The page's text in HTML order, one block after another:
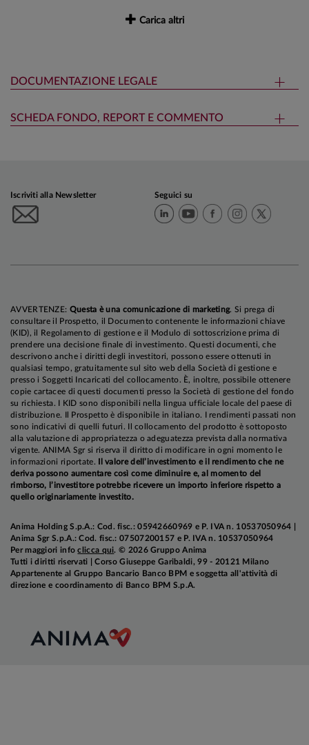
Carica altri
DOCUMENTAZIONE LEGALE
SCHEDA FONDO, REPORT E COMMENTO
Iscriviti alla Newsletter Seguici su
AVVERTENZE: Questa è una comunicazione di marketing. Si prega di
consultare il Prospetto, il Documento contenente le informazioni chiave
(KID), il Regolamento di gestione e il Modulo di sottoscrizione prima di
prendere una decisione finale di investimento. Questi documenti, che
descrivono anche i diritti degli investitori, possono essere ottenuti in
qualsiasi tempo, gratuitamente sul sito web della Società di gestione e
presso i Soggetti Incaricati del collocamento. È, inoltre, possibile ottenere
copie cartacee di questi documenti presso la Società di gestione del fondo
su richiesta. I KID sono disponibili nella lingua ufficiale locale del paese di
distribuzione. Il Prospetto è disponibile in italiano. I rendimenti passati non
sono indicativi di quelli futuri. Il collocamento del prodotto è sottoposto
alla valutazione di appropriatezza o adeguatezza prevista dalla normativa
vigente. ANIMA Sgr si riserva il diritto di modificare in ogni momento le
informazioni riportate.
Il valore dell’investimento e il rendimento che ne
deriva possono aumentare così come diminuire e, al momento del
rimborso, l’investitore potrebbe ricevere un importo inferiore rispetto a
quello originariamente investito.
Anima Holding S.p.A.: Cod. fisc.: 05942660969 e P. IVA n. 10537050964 |
Anima Sgr S.p.A.: Cod. fisc.: 07507200157 e P. IVA n. 10537050964
Per maggiori infoclicca qui. © 2026 Gruppo Anima
Tutti i diritti riservati | Corso Giuseppe Garibaldi, 99 - 20121 Milano
Appartenente al Gruppo Bancario Banco BPM e soggetta all'attività di
direzione e coordinamento di Banco BPM S.p.A.